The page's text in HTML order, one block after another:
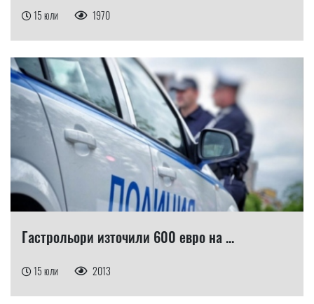
15 юли 1970
Гастрольори източили 600 евро на ...
15 юли 2013